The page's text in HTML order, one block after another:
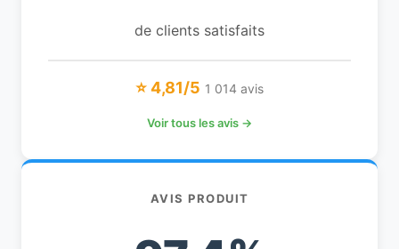
de clients satisfaits
⭐ 4,81/5 1 014 avis
Voir tous les avis →
AVIS PRODUIT